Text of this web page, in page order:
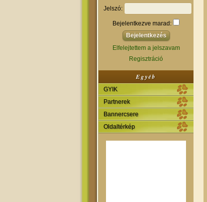
Jelszó:
Bejelentkezve marad:
Elfelejtettem a jelszavam
Regisztráció
Egyéb
GYIK
Partnerek
Bannercsere
Oldaltérkép